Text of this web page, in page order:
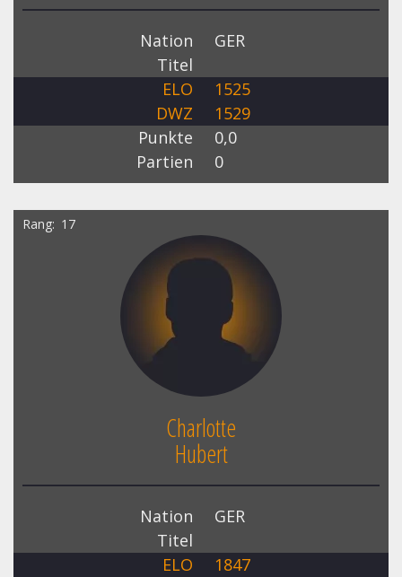
Nation
GER
Titel
ELO
1525
DWZ
1529
Punkte
0,0
Partien
0
Rang 17
Charlotte
Hubert
Nation
GER
Titel
ELO
1847